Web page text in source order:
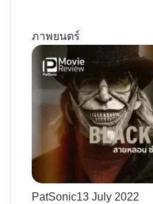
ภาพยนตร์
PatSonic13 July 2022